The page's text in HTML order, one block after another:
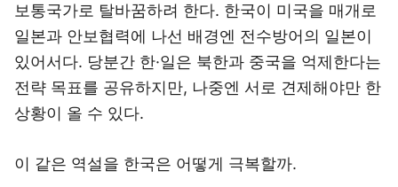
보통국가로 탈바꿈하려 한다. 한국이 미국을 매개로
일본과 안보협력에 나선 배경엔 전수방어의 일본이
있어서다. 당분간 한·일은 북한과 중국을 억제한다는
전략 목표를 공유하지만, 나중엔 서로 견제해야만 한
상황이 올 수 있다.
이 같은 역설을 한국은 어떻게 극복할까.